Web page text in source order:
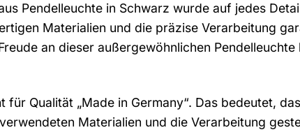
Pendelleuchte in Schwarz wurde auf jedes
Materialien und die präzise Verarbeitung
an dieser außergewöhnlichen
für Qualität „Made in Germany“. Das bedeutet,
Materialien und die Verarbeitung